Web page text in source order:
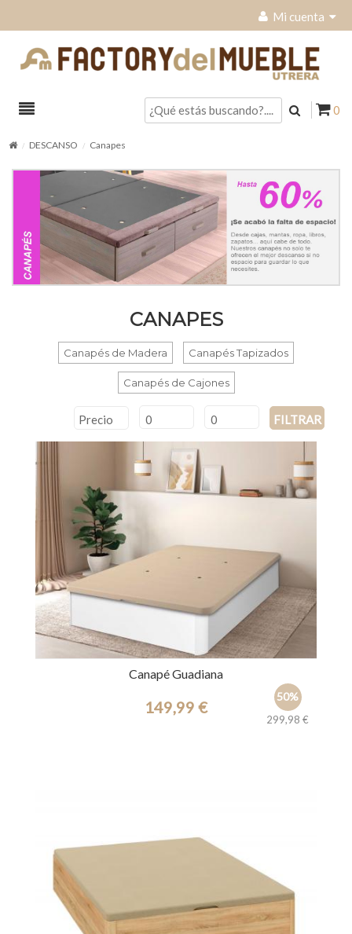
Mi cuenta
0
DESCANSO Canapes
CANAPES
Canapés de Madera Canapés Tapizados
Canapés de Cajones
Precio FILTRAR
Canapé Guadiana
50%
299,98 €
149,99 €